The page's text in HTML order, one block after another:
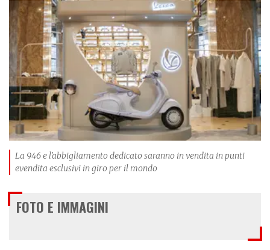
I
m
a
g
e
La 946 e l'abbigliamento dedicato saranno in vendita in punti
evendita esclusivi in giro per il mondo
FOTO E IMMAGINI